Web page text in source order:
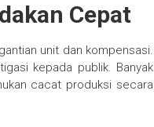
Cepat
unit dan kompensasi.
kepada publik. Banyak
cacat produksi secara